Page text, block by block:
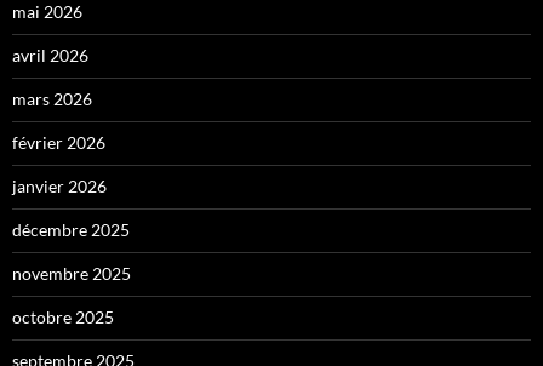
mai 2026
avril 2026
mars 2026
février 2026
janvier 2026
décembre 2025
novembre 2025
octobre 2025
septembre 2025